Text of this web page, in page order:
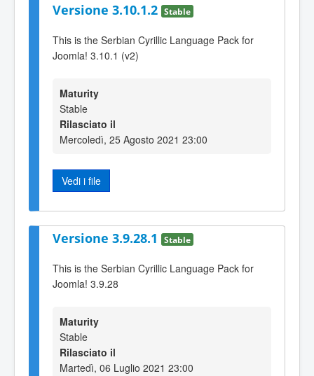
Versione 3.10.1.2 Stable
This is the Serbian Cyrillic Language Pack for
Joomla! 3.10.1 (v2)
Maturity
Stable
Rilasciato il
Mercoledì, 25 Agosto 2021 23:00
Vedi i file
Versione 3.9.28.1 Stable
This is the Serbian Cyrillic Language Pack for
Joomla! 3.9.28
Maturity
Stable
Rilasciato il
Martedì, 06 Luglio 2021 23:00